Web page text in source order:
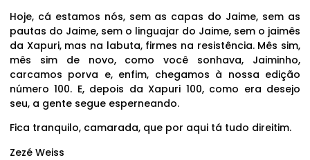
Hoje, cá estamos nós, sem as capas do Jaime, sem as
pautas do Jaime, sem o linguajar do Jaime, sem o jaimês
da Xapuri, mas na labuta, firmes na resistência. Mês sim,
mês sim de novo, como você sonhava, Jaiminho,
carcamos porva e, enfim, chegamos à nossa edição
número 100. E, depois da Xapuri 100, como era desejo
seu, a gente segue esperneando.
Fica tranquilo, camarada, que por aqui tá tudo direitim.
Zezé Weiss